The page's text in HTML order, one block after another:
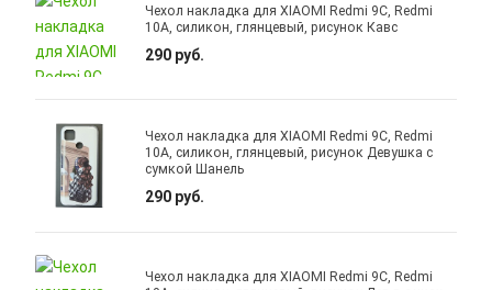
Чехол накладка для XIAOMI Redmi 9C, Redmi
10A, силикон, глянцевый, рисунок Кавс
290 руб.
Чехол накладка для XIAOMI Redmi 9C, Redmi
10A, силикон, глянцевый, рисунок Девушка с
сумкой Шанель
290 руб.
Чехол накладка для XIAOMI Redmi 9C, Redmi